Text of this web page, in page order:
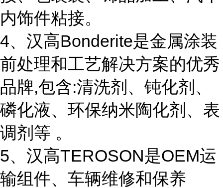
内饰件粘接。
4、汉高Bonderite是金属涂装
前处理和工艺解决方案的优秀
品牌,包含:清洗剂、钝化剂、
磷化液、环保纳米陶化剂、表
调剂等 。
5、汉高TEROSON是OEM运
输组件、车辆维修和保养